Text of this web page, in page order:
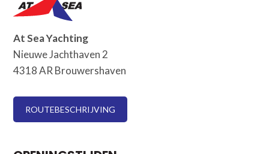
At Sea Yachting
Nieuwe Jachthaven 2
4318 AR Brouwershaven
ROUTEBESCHRIJVING